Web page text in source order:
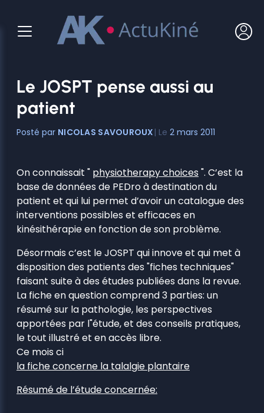
contenu
Le JOSPT pense aussi au
patient
NICOLAS SAVOUROUX 2 mars 2011
On connaissait " physiotherapy choices ". C’est la
base de données de PEDro à destination du
patient et qui lui permet d’avoir un catalogue des
interventions possibles et efficaces en
kinésithérapie en fonction de son problème.
Désormais c’est le JOSPT qui innove et qui met à
disposition des patients des "fiches techniques"
faisant suite à des études publiées dans la revue.
La fiche en question comprend 3 parties: un
résumé sur la pathologie, les perspectives
apportées par l"étude, et des conseils pratiques,
le tout illustré et en accès libre.
Ce mois ci
la fiche concerne la talalgie plantaire
Résumé de l’étude concernée: